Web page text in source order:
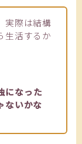
実際は結構
生活するか
になった
ないかな